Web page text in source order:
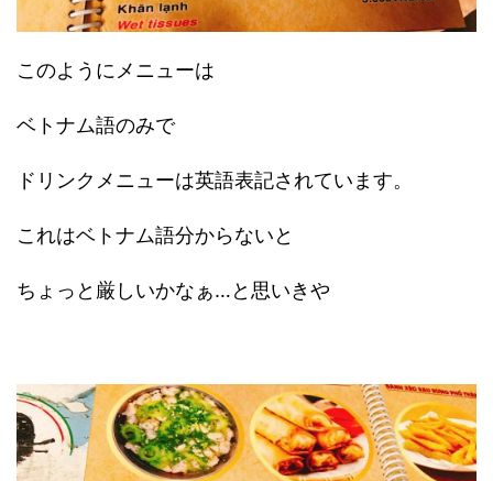
このようにメニューは
ベトナム語のみで
ドリンクメニューは英語表記されています。
これはベトナム語分からないと
ちょっと厳しいかなぁ…と思いきや